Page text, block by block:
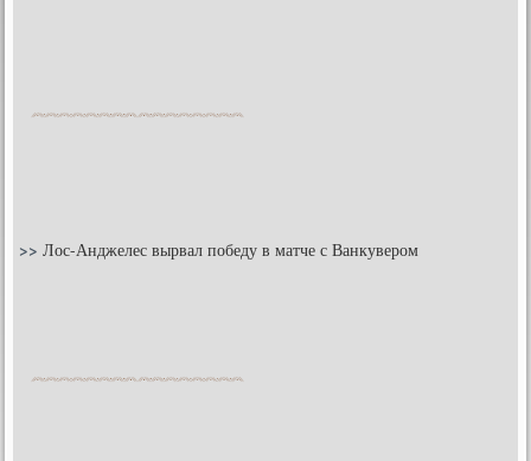
>>Лос-Анджелес вырвал победу в матче с Ванкувером